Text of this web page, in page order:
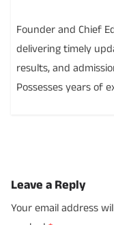
Founder and Chief
delivering timely
results, and
Possesses years of
Leave a Reply
Your email address